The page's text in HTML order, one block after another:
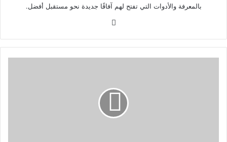
بالمعرفة والأدوات التي تفتح لهم آفاقًا جديدة نحو مستقبل أفضل.